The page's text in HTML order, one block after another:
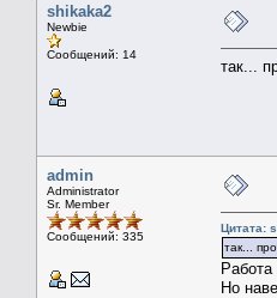
shikaka2
Newbie
Сообщений: 14
так...
admin
Administrator
Sr. Member
Сообщений: 335
Цитата:
так...
Но